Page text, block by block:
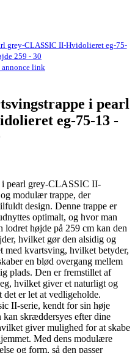
grey-CLASSIC II-Hvidolieret eg-75-
259 - 30
link
i pearl
eg-75-13 -
pearl grey-CLASSIC II-
modulær trappe, der
design. Denne trappe er
optimalt, og hvor man
lodret højde på 259 cm kan den
hvilket gør den alsidig og
med kvartsving, hvilket betyder,
en blød overgang mellem
plads. Den er fremstillet af
hvilket giver et naturligt og
det er let at vedligeholde.
II-serie, kendt for sin høje
skræddersyes efter dine
giver mulighed for at skabe
Med dens modulære
og form, så den passer